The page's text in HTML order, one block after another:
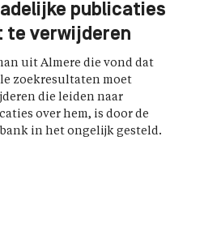
publicaties
te verwijderen
uit Almere die vond dat
zoekresultaten moet
die leiden naar
over hem, is door de
in het ongelijk gesteld.